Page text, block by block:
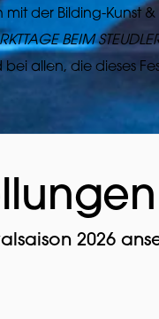
mit der Bilding-
BEIM
allen, die dieses
2026